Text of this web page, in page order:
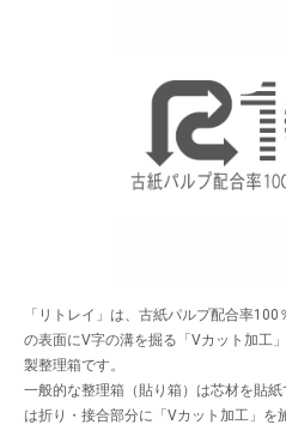
「リトレイ」は、古紙パルプ配合率
の表面にV字の溝を掘る「Vカット加工
製整理箱です。
一般的な整理箱（貼り箱）は芯材を貼
は折り・接合部分に「Vカット加工」を